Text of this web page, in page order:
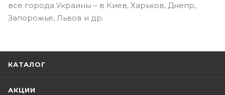
все города Украины – в Киев, Харьков, Днепр,
Запорожье, Львов и др.
КАТАЛОГ
АКЦИИ